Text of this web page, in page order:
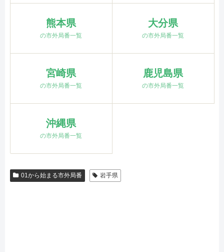
熊本県
の市外局番一覧
大分県
の市外局番一覧
宮崎県
の市外局番一覧
鹿児島県
の市外局番一覧
沖縄県
の市外局番一覧
01から始まる市外局番 岩手県